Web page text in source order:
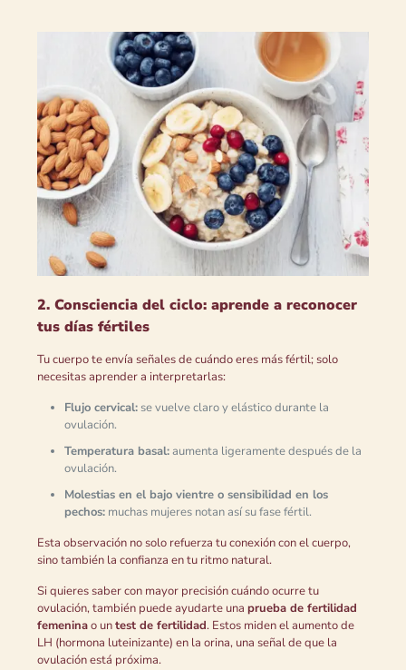
2. Consciencia del ciclo: aprende a reconocer
tus días fértiles
Tu cuerpo te envía señales de cuándo eres más fértil; solo
necesitas aprender a interpretarlas:
Flujo cervical:se vuelve claro y elástico durante la
ovulación.
Temperatura basal:aumenta ligeramente después de la
ovulación.
Molestias en el bajo vientre o sensibilidad en los
pechos:muchas mujeres notan así su fase fértil.
Esta observación no solo refuerza tu conexión con el cuerpo,
sino también la confianza en tu ritmo natural.
Si quieres saber con mayor precisión cuándo ocurre tu
ovulación, también puede ayudarte una prueba de fertilidad
femeninao untest de fertilidad. Estos miden el aumento de
LH (hormona luteinizante) en la orina, una señal de que la
ovulación está próxima.